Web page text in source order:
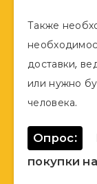
Также
доставки,
или нужно
человека.
Опрос:
покупки